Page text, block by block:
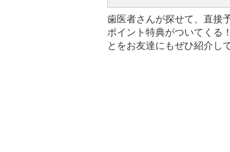
歯医者さんが探せて、直接
ポイント特典がついてくる
とをお友達にもぜひ紹介し